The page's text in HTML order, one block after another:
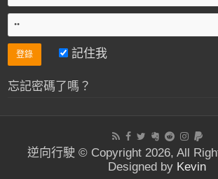
記住我
忘記密碼了嗎？
逆向行駛 © Copyright 2026, All
Designed by Kevin